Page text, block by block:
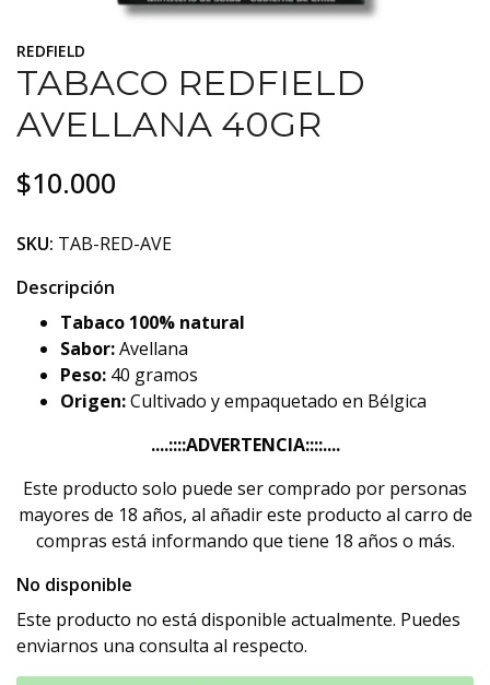
REDFIELD
TABACO REDFIELD
AVELLANA 40GR
$10.000
SKU: TAB-RED-AVE
Descripción
Tabaco 100% natural
Sabor:Avellana
Peso: 40 gramos
Origen:Cultivado y empaquetado en Bélgica
....::::ADVERTENCIA::::....
Este producto solo puede ser comprado por personas
mayores de 18 años, al añadir este producto al carro de
compras está informando que tiene 18 años o más.
No disponible
Este producto no está disponible actualmente. Puedes
enviarnos una consulta al respecto.